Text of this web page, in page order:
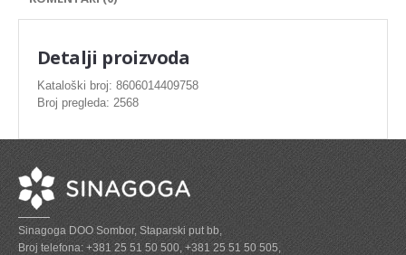
ZAMRZNUTO MESO SVINJSKO
ZAMRZNUTA RIBA
ZAMRZNUTO MESO PILETINA
PASTETE I MESNI NARESCI
TUNJEVINE I KONZERVE
GOTOVA JELA
Detalji proizvoda
Kataloški broj: 8606014409758
Broj pregleda: 2568
Sinagoga DOO Sombor, Staparski put bb,
Broj telefona: +381 25 51 50 500, +381 25 51 50 505,